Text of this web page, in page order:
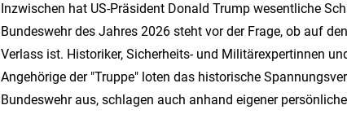
Inzwischen hat US-Präsident Donald Trump wesentliche
Bundeswehr des Jahres 2026 steht vor der Frage, ob auf
Verlass ist. Historiker, Sicherheits- und Militärexpertinnen
Angehörige der "Truppe" loten das historische
Bundeswehr aus, schlagen auch anhand eigener